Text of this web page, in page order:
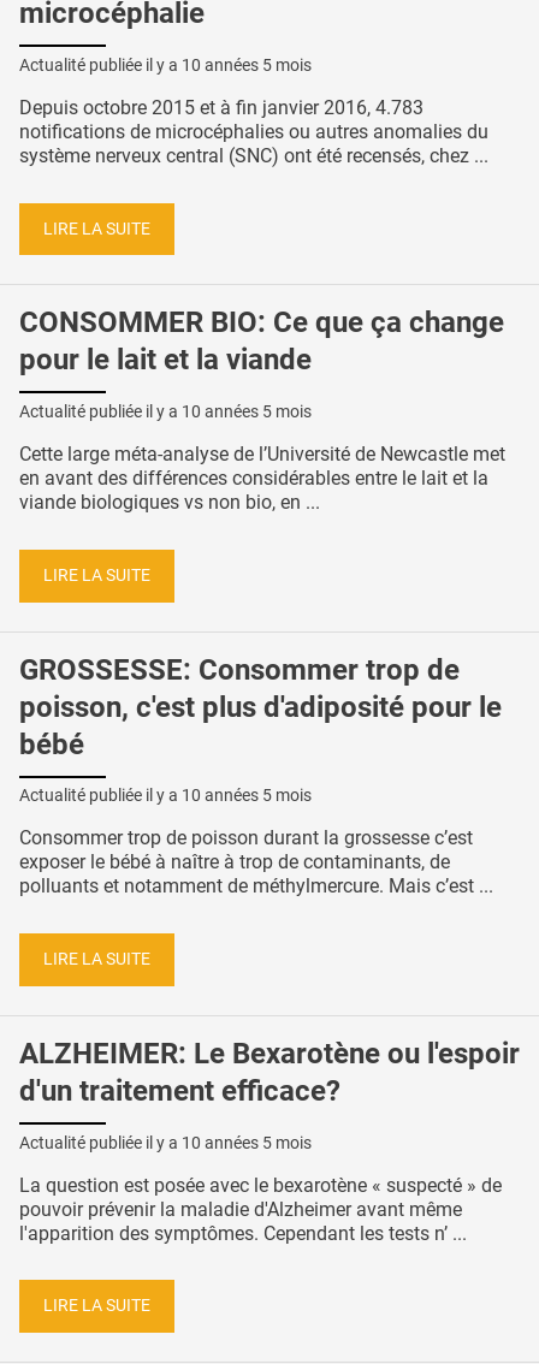
microcéphalie
Actualité publiée il y a 10 années 5 mois
Depuis octobre 2015 et à fin janvier 2016, 4.783
notifications de microcéphalies ou autres anomalies du
système nerveux central (SNC) ont été recensés, chez ...
LIRE LA SUITE
CONSOMMER BIO: Ce que ça change
pour le lait et la viande
Actualité publiée il y a 10 années 5 mois
Cette large méta-analyse de l’Université de Newcastle met
en avant des différences considérables entre le lait et la
viande biologiques vs non bio, en ...
LIRE LA SUITE
GROSSESSE: Consommer trop de
poisson, c'est plus d'adiposité pour le
bébé
Actualité publiée il y a 10 années 5 mois
Consommer trop de poisson durant la grossesse c’est
exposer le bébé à naître à trop de contaminants, de
polluants et notamment de méthylmercure. Mais c’est ...
LIRE LA SUITE
ALZHEIMER: Le Bexarotène ou l'espoir
d'un traitement efficace?
Actualité publiée il y a 10 années 5 mois
La question est posée avec le bexarotène « suspecté » de
pouvoir prévenir la maladie d'Alzheimer avant même
l'apparition des symptômes. Cependant les tests n’ ...
LIRE LA SUITE